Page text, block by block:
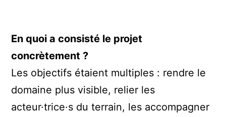
En quoi a consisté le projet
concrètement ?
Les objectifs étaient multiples : rendre le
domaine plus visible, relier les
acteur·trice·s du terrain, les accompagner